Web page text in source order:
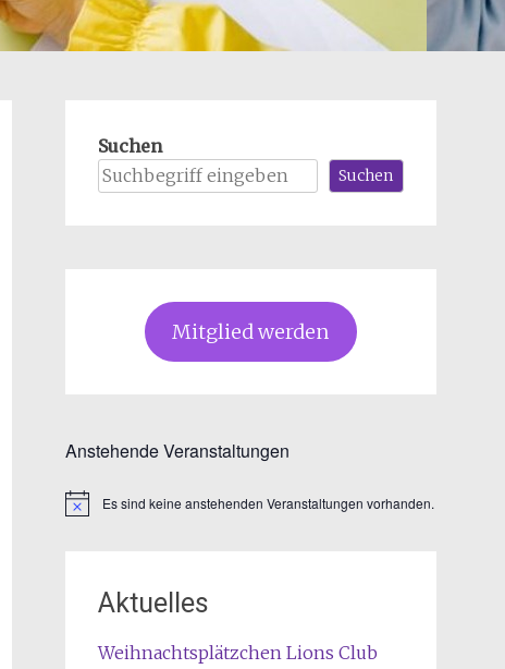
Suchen
Suchen
Mitglied werden
Anstehende Veranstaltungen
HinweisEs sind keine anstehenden Veranstaltungen vorhanden.
Aktuelles
Weihnachtsplätzchen Lions Club